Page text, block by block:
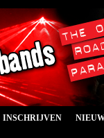
INSCHRIJVEN